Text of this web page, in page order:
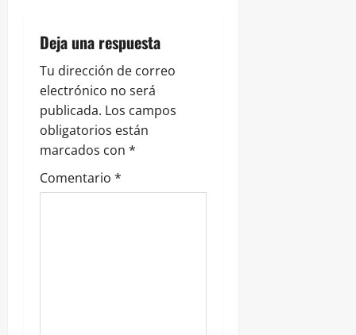
t
r
a
d
a
Deja una respuesta
Tu dirección de correo
electrónico no será
publicada. Los campos
obligatorios están
marcados con *
Comentario *